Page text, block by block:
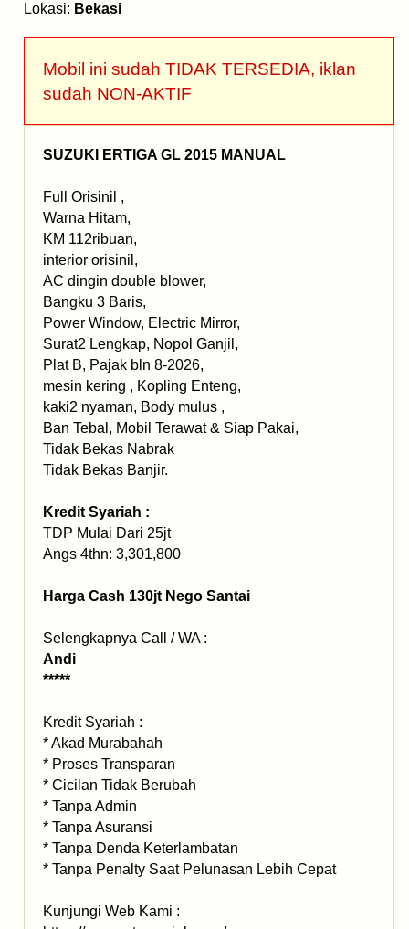
Lokasi: Bekasi
Mobil ini sudah TIDAK TERSEDIA, iklan
sudah NON-AKTIF
SUZUKI ERTIGA GL 2015 MANUAL
Full Orisinil ,
Warna Hitam,
KM 112ribuan,
interior orisinil,
AC dingin double blower,
Bangku 3 Baris,
Power Window, Electric Mirror,
Surat2 Lengkap, Nopol Ganjil,
Plat B, Pajak bln 8-2026,
mesin kering , Kopling Enteng,
kaki2 nyaman, Body mulus ,
Ban Tebal, Mobil Terawat & Siap Pakai,
Tidak Bekas Nabrak
Tidak Bekas Banjir.
Kredit Syariah :
TDP Mulai Dari 25jt
Angs 4thn: 3,301,800
Harga Cash 130jt Nego Santai
Selengkapnya Call / WA :
Andi
*****
Kredit Syariah :
* Akad Murabahah
* Proses Transparan
* Cicilan Tidak Berubah
* Tanpa Admin
* Tanpa Asuransi
* Tanpa Denda Keterlambatan
* Tanpa Penalty Saat Pelunasan Lebih Cepat
Kunjungi Web Kami :